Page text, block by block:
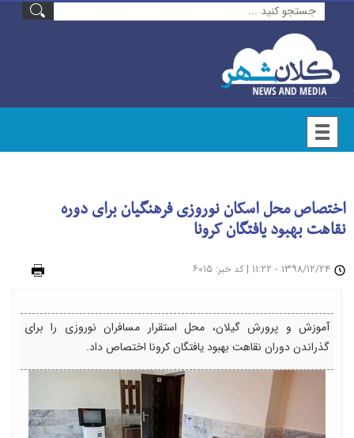
اختصاص محل اسکان نوروزی فرهنگیان برای دوره
نقاهت بهبود یافتگان کرونا
| کد خبر: ۶۰۱۵
آموزش و پرورش گیلان، محل استقرار مسافران نوروزی را برای
گذراندن دوران نقاهت بهبود یافتگان کرونا اختصاص داد.